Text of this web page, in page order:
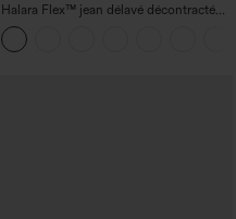
Halara Flex™ jean délavé décontracté
taille haute à poches, coupe baggy à
jambe large